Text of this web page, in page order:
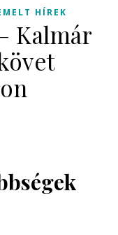
HÍREK
Kalmár